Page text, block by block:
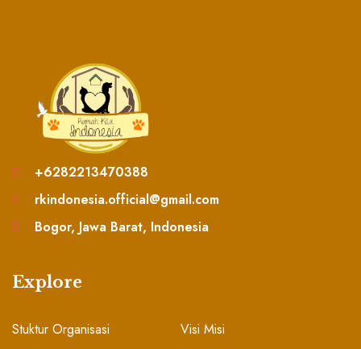
+6282213470388
rkindonesia.official@gmail.com
Bogor, Jawa Barat, Indonesia
Explore
Stuktur Organisasi
Visi Misi